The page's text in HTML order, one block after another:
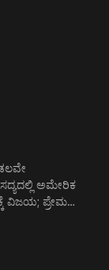
ಅಮೇರಿಕ
ವಿಜಯ; ಪ್ರೇಮ…